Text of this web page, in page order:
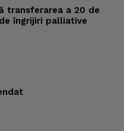
transferarea a 20 de
îngrijiri palliative